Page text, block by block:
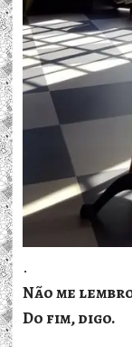
.
Não me
Do fim, digo.